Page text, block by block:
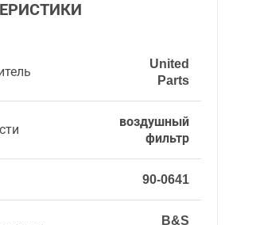
United
Parts
воздушный
фильтр
90-0641
B&S